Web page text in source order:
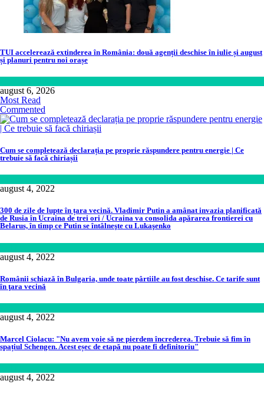
TUI accelerează extinderea în România: două agenții deschise în iulie și august
și planuri pentru noi orașe
august 6, 2026
Most Read
Commented
Cum se completează declarația pe proprie răspundere pentru energie | Ce
trebuie să facă chiriașii
august 4, 2022
300 de zile de lupte în țara vecină. Vladimir Putin a amânat invazia planificată
de Rusia în Ucraina de trei ori / Ucraina va consolida apărarea frontierei cu
Belarus, în timp ce Putin se întâlneşte cu Lukaşenko
august 4, 2022
Românii schiază în Bulgaria, unde toate pârtiile au fost deschise. Ce tarife sunt
în ţara vecină
august 4, 2022
Marcel Ciolacu: "Nu avem voie să ne pierdem încrederea. Trebuie să fim în
spațiul Schengen. Acest eșec de etapă nu poate fi definitoriu"
august 4, 2022